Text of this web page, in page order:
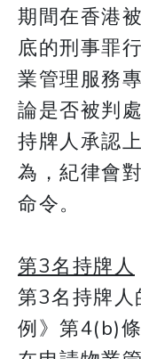
期間在香港
底的刑事罪
業管理服務
論是否被判
持牌人承認
為，紀律會
命令。
第3名持牌人
第3名持牌人
例》第4(b)